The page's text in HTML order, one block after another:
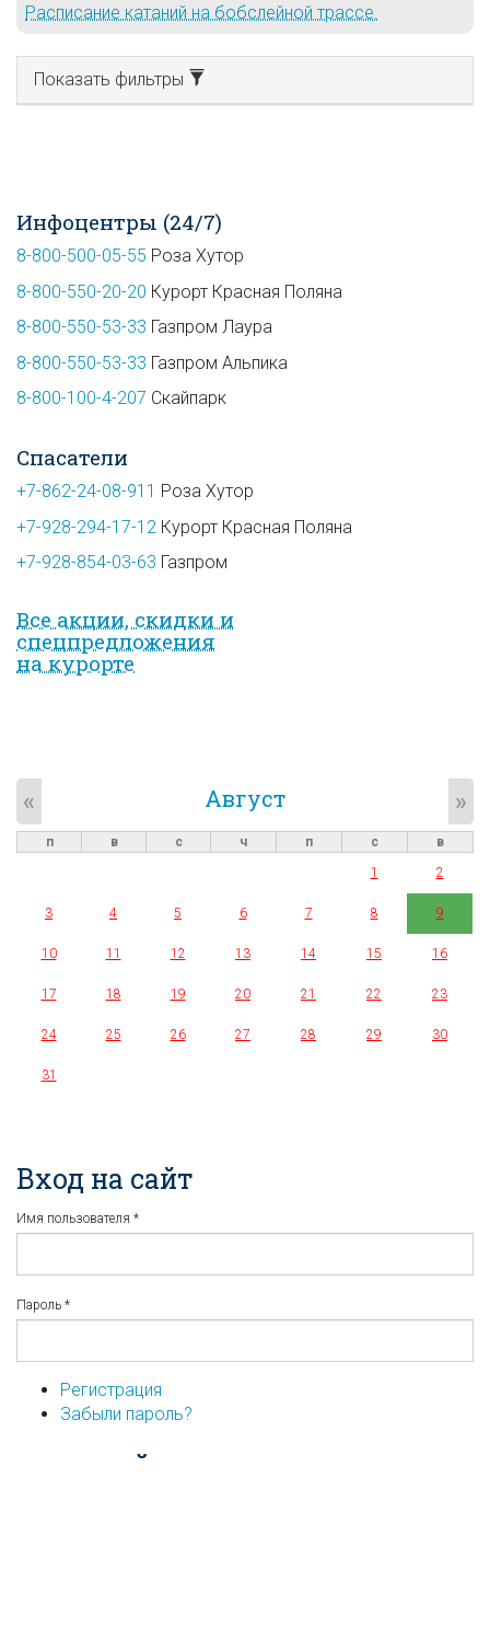
Расписание катаний на бобслейной трассе.
Показать фильтры
Инфоцентры (24/7)
8-800-500-05-55 Роза Хутор
8-800-550-20-20 Курорт Красная Поляна
8-800-550-53-33 Газпром Лаура
8-800-550-53-33 Газпром Альпика
8-800-100-4-207 Скайпарк
Спасатели
+7-862-24-08-911 Роза Хутор
+7-928-294-17-12 Курорт Красная Поляна
+7-928-854-03-63 Газпром
Все акции, скидки и
спец­предложе­ния
на курорте
Август
« »
п в с ч п с
в
1
2
3 4 5 6 7 8 9
10 11 12 13 14 15 16
17 18 19 20 21 22 23
24 25 26 27 28 29 30
31
Вход на сайт
Имя пользователя *
Пароль *
Регистрация
Забыли пароль?
...или войдите используя